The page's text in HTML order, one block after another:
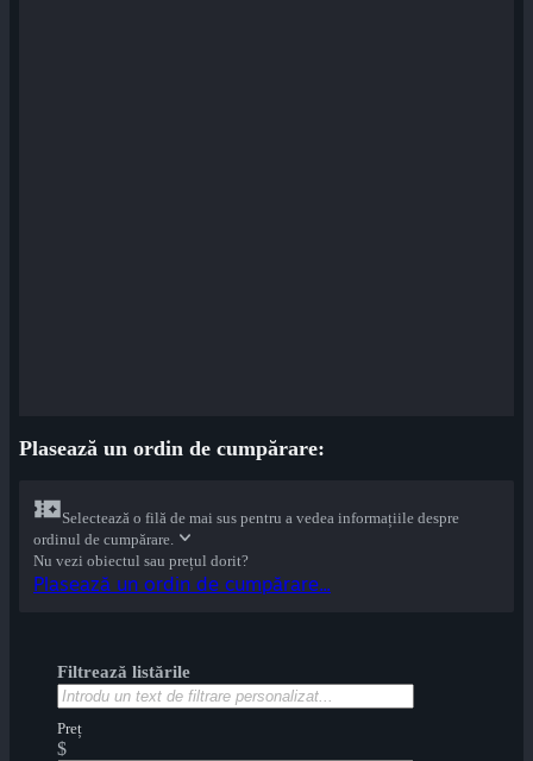
Plasează un ordin de cumpărare:
Selectează o filă de mai sus pentru a vedea informațiile despre
ordinul de cumpărare.
Nu vezi obiectul sau prețul dorit?
Plasează un ordin de cumpărare...
Filtrează listările
Preț
$